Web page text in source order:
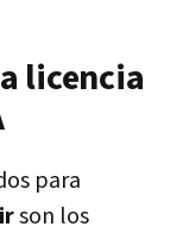
licencia
para
son los